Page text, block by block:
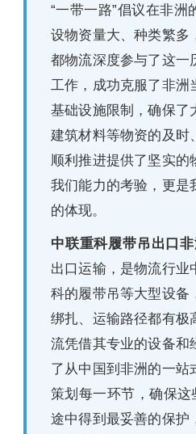
“一带一路”倡议在非洲
设物资量大、种类繁多
都物流深度参与了这一
工作，成功克服了非洲
基础设施限制，确保了
建筑材料等物资的及时
顺利推进提供了坚实的
我们能力的考验，更是
的体现。
中联重科履带吊出口非
出口运输，是物流行业
科的履带吊等大型设备
绑扎、运输路径都有极
流凭借其专业的设备和
了从中国到非洲的一站
策划每一环节，确保这
途中得到最妥善的保护